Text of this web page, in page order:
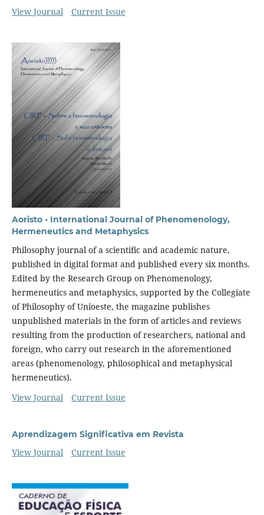
View Journal Current Issue
Aoristo - International Journal of Phenomenology,
Hermeneutics and Metaphysics
Philosophy journal of a scientific and academic nature,
published in digital format and published every six months.
Edited by the Research Group on Phenomenology,
hermeneutics and metaphysics, supported by the Collegiate
of Philosophy of Unioeste, the magazine publishes
unpublished materials in the form of articles and reviews
resulting from the production of researchers, national and
foreign, who carry out research in the aforementioned
areas (phenomenology, philosophical and metaphysical
hermeneutics).
View Journal
Current Issue
Aprendizagem Significativa em Revista
View Journal Current Issue